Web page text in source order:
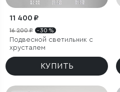
11 400 ₽
16 200 ₽ - 30 %
Подвесной светильник с
хрусталем
КУПИТЬ